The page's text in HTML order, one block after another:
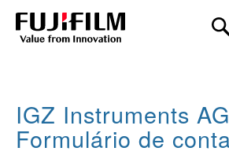
IGZ Instruments
Formulário de